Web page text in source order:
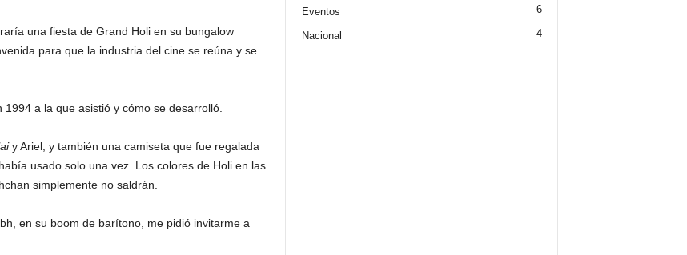
una fiesta de Grand Holi en su bungalow
para que la industria del cine se reúna y se
a la que asistió y cómo se desarrolló.
y Ariel, y también una camiseta que fue regalada
usado solo una vez. Los colores de Holi en las
simplemente no saldrán.
en su boom de barítono, me pidió invitarme a
Eventos 6
Nacional 4